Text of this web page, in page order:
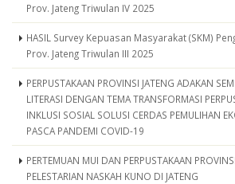
Prov. Jateng Triwulan IV 2025
HASIL Survey Kepuasan Masyarakat (SKM)
Prov. Jateng Triwulan III 2025
PERPUSTAKAAN PROVINSI JATENG ADAKAN
LITERASI DENGAN TEMA TRANSFORMASI
INKLUSI SOSIAL SOLUSI CERDAS PEMULIHAN
PASCA PANDEMI COVID-19
PERTEMUAN MUI DAN PERPUSTAKAAN
PELESTARIAN NASKAH KUNO DI JATENG